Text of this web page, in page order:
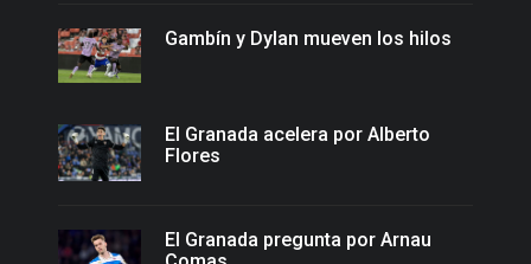
Gambín y Dylan mueven los hilos
El Granada acelera por Alberto
Flores
El Granada pregunta por Arnau